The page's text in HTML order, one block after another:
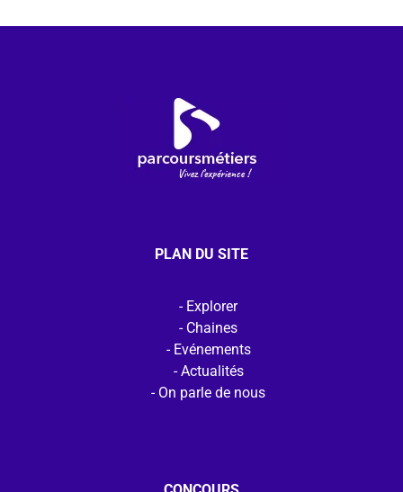
PLAN DU SITE
Explorer
Chaines
Evénements
Actualités
On parle de nous